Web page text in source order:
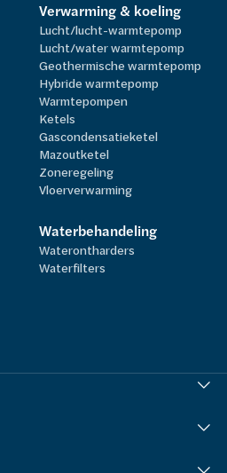
Verwarming & koeling
Lucht/lucht-warmtepomp
Lucht/water warmtepomp
Geothermische warmtepomp
Hybride warmtepomp
Warmtepompen
Ketels
Gascondensatieketel
Mazoutketel
Zoneregeling
Vloerverwarming
Waterbehandeling
Waterontharders
Waterfilters